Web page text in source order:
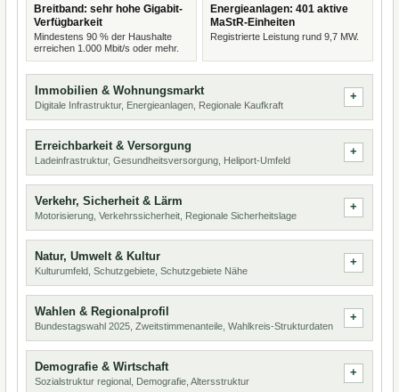
Breitband: sehr hohe Gigabit-
Verfügbarkeit
Mindestens 90 % der Haushalte
erreichen 1.000 Mbit/s oder mehr.
Energieanlagen: 401 aktive
MaStR-Einheiten
Registrierte Leistung rund 9,7 MW.
Immobilien & Wohnungsmarkt
Digitale Infrastruktur, Energieanlagen, Regionale Kaufkraft
Erreichbarkeit & Versorgung
Ladeinfrastruktur, Gesundheitsversorgung, Heliport-Umfeld
Verkehr, Sicherheit & Lärm
Motorisierung, Verkehrssicherheit, Regionale Sicherheitslage
Natur, Umwelt & Kultur
Kulturumfeld, Schutzgebiete, Schutzgebiete Nähe
Wahlen & Regionalprofil
Bundestagswahl 2025, Zweitstimmenanteile, Wahlkreis-Strukturdaten
Demografie & Wirtschaft
Sozialstruktur regional, Demografie, Altersstruktur